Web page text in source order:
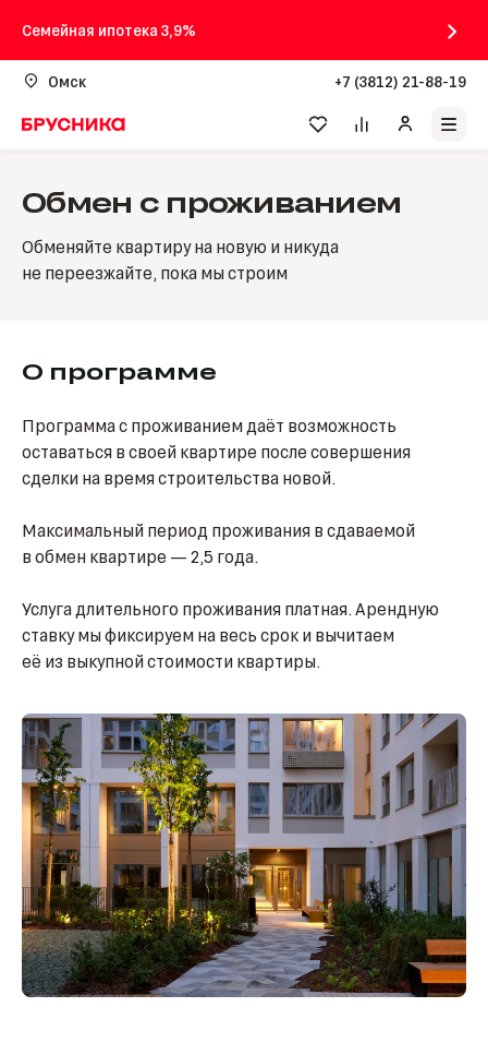
Семейная ипотека 3,9%
Омск +7 (3812) 21-88-19
Обмен с проживанием
Обменяйте квартиру на новую и никуда
не переезжайте, пока мы строим
О программе
Программа с проживанием даёт возможность
оставаться в своей квартире после совершения
сделки на время строительства новой.
Максимальный период проживания в сдаваемой
в обмен квартире — 2,5 года.
Услуга длительного проживания платная. Арендную
ставку мы фиксируем на весь срок и вычитаем
её из выкупной стоимости квартиры.